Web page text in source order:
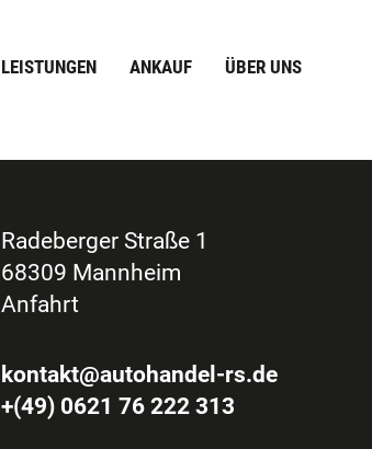
LEISTUNGEN ANKAUF ÜBER UNS
Radeberger Straße 1
68309 Mannheim
Anfahrt
kontakt@autohandel-rs.de
+(49) 0621 76 222 313